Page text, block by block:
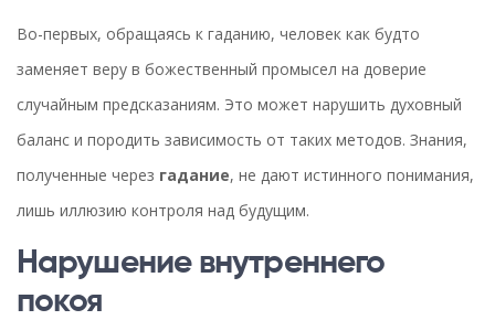
Во-первых, обращаясь к гаданию, человек как будто
заменяет веру в божественный промысел на доверие
случайным предсказаниям. Это может нарушить духовный
баланс и породить зависимость от таких методов. Знания,
полученные через гадание, не дают истинного понимания,
лишь иллюзию контроля над будущим.
Нарушение внутреннего
покоя